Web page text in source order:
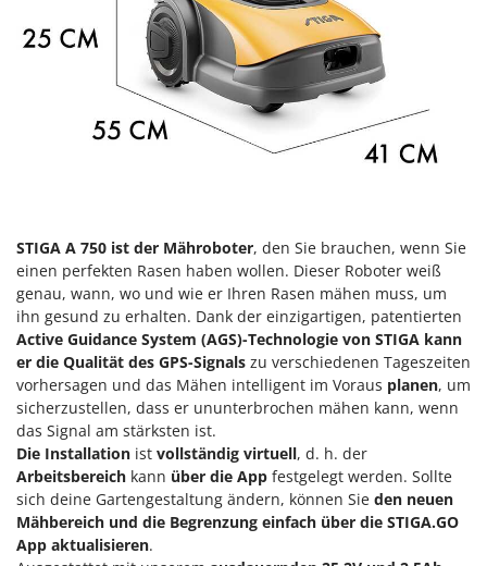
Klimaanlagen – Klimageräte
Knetmaschinen
Knochensägen
Kompressoren - elektrisch
Kompressoren für Ernte und Baumschnitt
Kükenaufzuchtboxen
L
Laderampe aus Aluminium
Laubsauger - Laubbläser
Laubsauger auf Rädern
Luftentfeuchter
Luftkühler mit Wasserverdunstung
M
Mähroboter
Maisentkörnungsmaschinen
E
Echo
EcoFlow
Edilmark
Effeuno
Energy Gruppi
Enotecnica Pillan
Eschenfelder
EuroMech
Eurosystems
F
FAC
Fama Industrie
Famag
Famur
STIGA A 750 ist der Mähroboter, den Sie brauchen, wenn Sie
einen perfekten Rasen haben wollen. Dieser Roboter weiß
genau, wann, wo und wie er Ihren Rasen mähen muss, um
ihn gesund zu erhalten. Dank der einzigartigen, patentierten
Active Guidance System (AGS)-Technologie von STIGA kann
er die Qualität des GPS-Signals zu verschiedenen Tageszeiten
vorhersagen und das Mähen intelligent im Voraus planen, um
sicherzustellen, dass er ununterbrochen mähen kann, wenn
das Signal am stärksten ist.
Die Installation ist vollständig virtuell, d. h. der
Arbeitsbereich kann über die App festgelegt werden. Sollte
sich deine Gartengestaltung ändern, können Sie den neuen
Mähbereich und die Begrenzung einfach über die STIGA.GO
App aktualisieren.